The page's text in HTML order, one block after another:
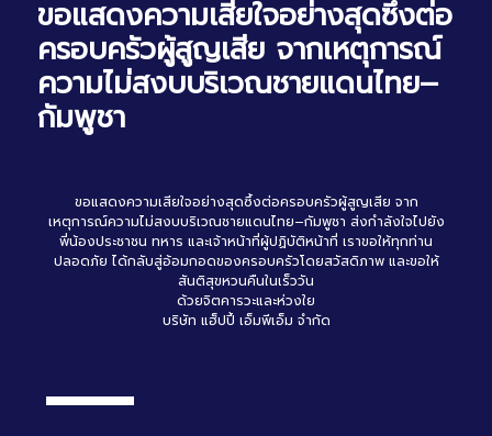
ขอแสดงความเสียใจอย่างสุดซึ้งต่อ
ครอบครัวผู้สูญเสีย จากเหตุการณ์
ความไม่สงบบริเวณชายแดนไทย–
กัมพูชา
ขอแสดงความเสียใจอย่างสุดซึ้งต่อครอบครัวผู้สูญเสีย จาก
เหตุการณ์ความไม่สงบบริเวณชายแดนไทย–กัมพูชา ส่งกำลังใจไปยัง
พี่น้องประชาชน ทหาร และเจ้าหน้าที่ผู้ปฏิบัติหน้าที่ เราขอให้ทุกท่าน
ปลอดภัย ได้กลับสู่อ้อมกอดของครอบครัวโดยสวัสดิภาพ และขอให้
สันติสุขหวนคืนในเร็ววัน
ด้วยจิตคารวะและห่วงใย
บริษัท แฮ็ปปี้ เอ็มพีเอ็ม จำกัด